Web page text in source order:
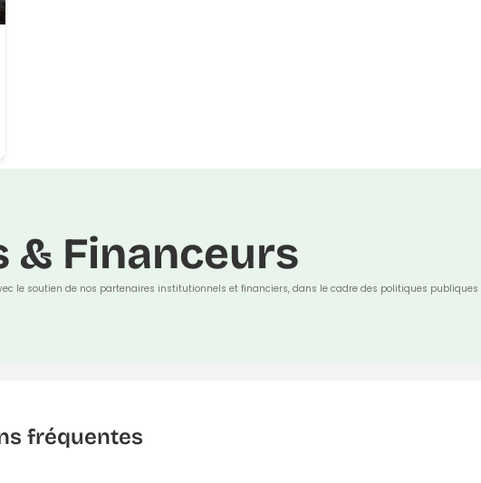
& Financeurs
le soutien de nos partenaires institutionnels et financiers, dans le cadre des politiques
fréquentes